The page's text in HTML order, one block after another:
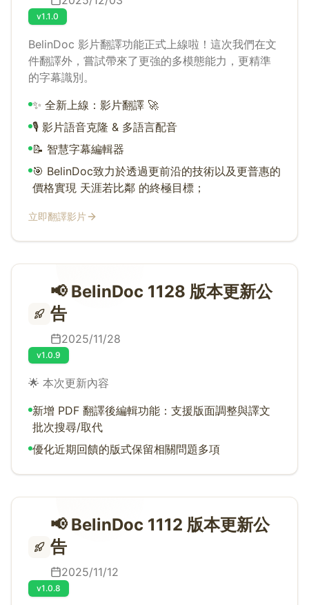
v1.1.0
BelinDoc 影片翻譯功能正式上線啦！這次我們在文
件翻譯外，嘗試帶來了更強的多模態能力，更精準
的字幕識別。
✨ 全新上線：影片翻譯 🚀
🎙️ 影片語音克隆 & 多語言配音
📝 智慧字幕編輯器
🎯 BelinDoc致力於透過更前沿的技術以及更普惠的
價格實現 天涯若比鄰 的終極目標；
立即翻譯影片
📢 BelinDoc 1128 版本更新公
告
2025/11/28
v1.0.9
🌟 本次更新內容
新增 PDF 翻譯後編輯功能：支援版面調整與譯文
批次搜尋/取代
優化近期回饋的版式保留相關問題多項
📢 BelinDoc 1112 版本更新公
告
2025/11/12
v1.0.8